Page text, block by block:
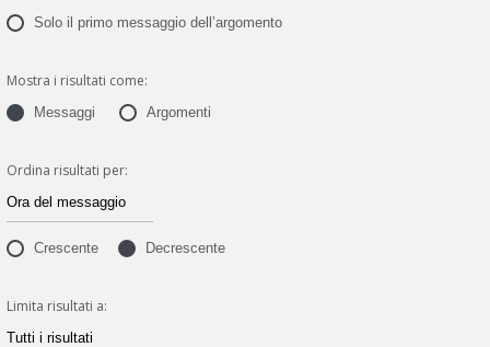
Solo il primo messaggio dell’argomento
Mostra i risultati come:
Messaggi Argomenti
Ordina risultati per:
Crescente Decrescente
Limita risultati a: